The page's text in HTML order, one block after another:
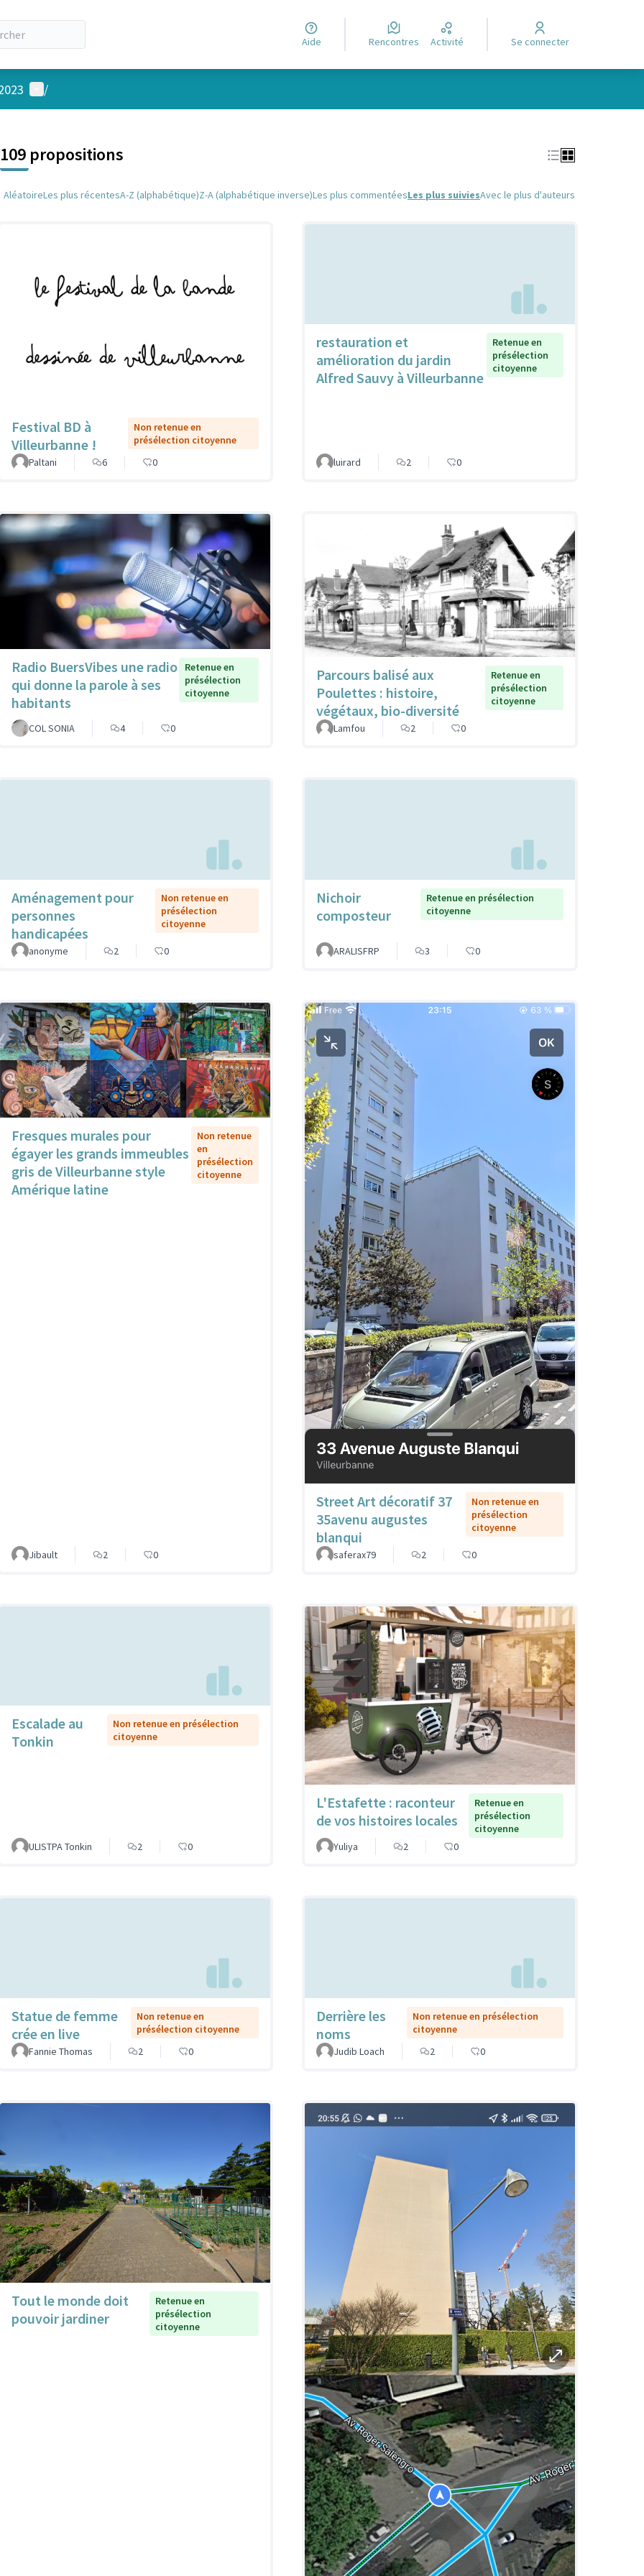
Aide Rencontres Activité Se connecter
Menu utilisateur
/
109 propositions
AléatoireLes plus récentesA-Z (alphabétique)Z-A (alphabétique inverse)Les plus commentéesLes plus suiviesAvec le plus d'auteurs
Festival BD à
Villeurbanne !
Non retenue en
présélection citoyenne
Paltani
6 0
restauration et
amélioration du jardin
Alfred Sauvy à Villeurbanne
Retenue en
présélection
citoyenne
luirard 2 0
Radio BuersVibes une radio
qui donne la parole à ses
habitants
Retenue en
présélection
citoyenne
COL SONIA 4 0
Parcours balisé aux
Poulettes : histoire,
végétaux, bio-diversité
Retenue en
présélection
citoyenne
Lamfou 2 0
Aménagement pour
personnes
handicapées
Non retenue en
présélection
citoyenne
anonyme 2 0
Nichoir
composteur
Retenue en présélection
citoyenne
ARALISFRP 3 0
Fresques murales pour
égayer les grands immeubles
gris de Villeurbanne style
Amérique latine
Non retenue
en
présélection
citoyenne
Jibault 2 0
Street Art décoratif 37
35avenu augustes
blanqui
Non retenue en
présélection
citoyenne
saferax79 2 0
Escalade au
Tonkin
Non retenue en présélection
citoyenne
ULISTPA Tonkin 2 0
L'Estafette : raconteur
de vos histoires locales
Retenue en
présélection
citoyenne
Yuliya
2 0
Statue de femme
crée en live
Non retenue en
présélection citoyenne
Fannie Thomas
2 0
Derrière les
noms
Non retenue en présélection
citoyenne
Judib Loach
2 0
Tout le monde doit
pouvoir jardiner
Retenue en
présélection
citoyenne